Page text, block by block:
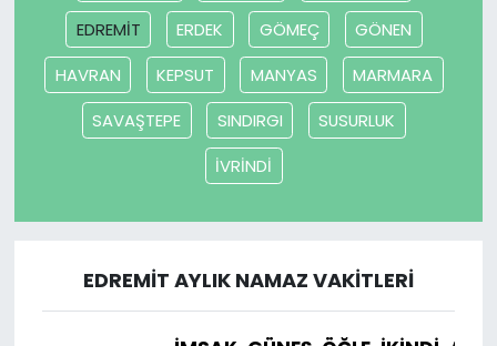
EDREMİT
ERDEK GÖMEÇ
GÖNEN
HAVRAN
KEPSUT MANYAS
MARMARA
SAVAŞTEPE
SINDIRGI
SUSURLUK
İVRİNDİ
EDREMİT AYLIK NAMAZ VAKITLERI